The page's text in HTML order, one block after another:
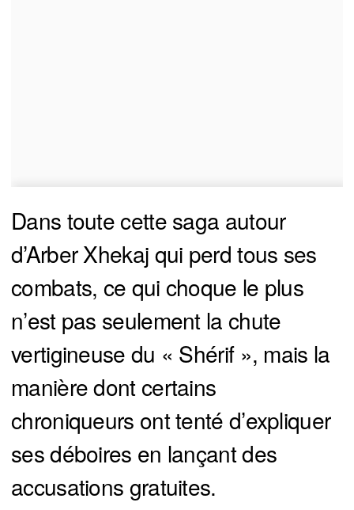
Dans toute cette saga autour
d’Arber Xhekaj qui perd tous ses
combats, ce qui choque le plus
n’est pas seulement la chute
vertigineuse du « Shérif », mais la
manière dont certains
chroniqueurs ont tenté d’expliquer
ses déboires en lançant des
accusations gratuites.